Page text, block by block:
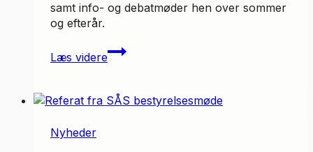
samt info- og debatmøder hen over sommer
og efterår.
Læs videre
Ålandets
Venner
Nyheder